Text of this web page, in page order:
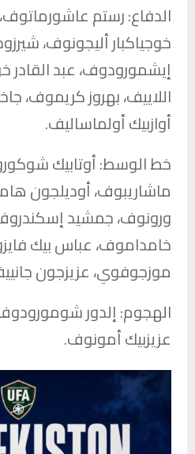
الدفاع: رستم
خوجياكبار أليجونوف،
إيشمورودوف، عبد القادر
اللاييف، بهروز كريموف،
أوازبيك أولماساليف.
خط الوسط: أوتابيك
ماشاريبوف، أوديلجون
ورونوف، جمشيد
خامداموف، عباس بيك
موزجوفوي، عزيزجون
الهجوم: إلدور
عزيزبيك أمونوف.